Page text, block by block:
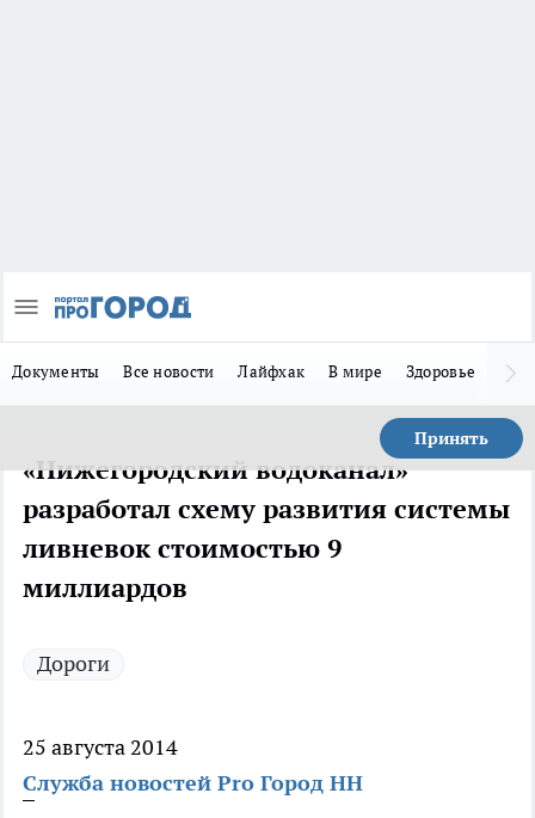
Документы Все новости Лайфхак В мире Здоровье
Принять
«Нижегородский водоканал»
разработал схему развития системы
ливневок стоимостью 9
миллиардов
Дороги
25 августа 2014
Служба новостей Pro Город НН